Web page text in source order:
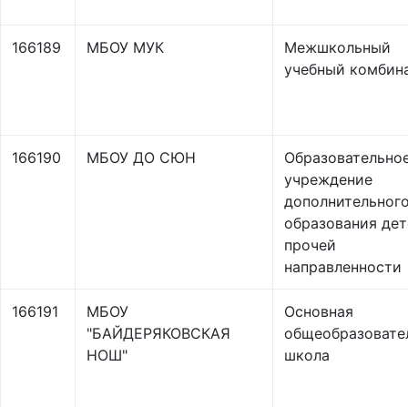
166189 МБОУ МУК
Межшкольный
учебный
166190 МБОУ ДО СЮН
учреждение
образования
прочей
направленности
166191
МБОУ
"БАЙДЕРЯКОВСКАЯ
НОШ"
Основная
школа